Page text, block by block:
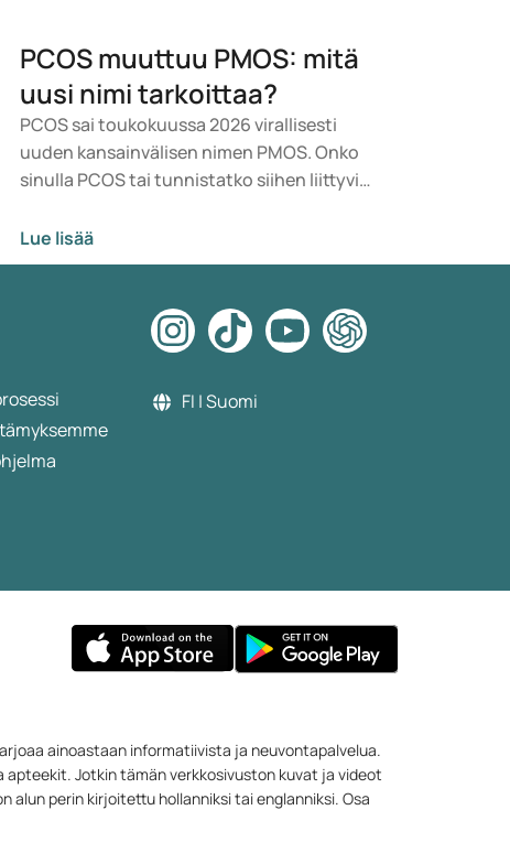
PCOS muuttuu PMOS: mitä
uusi nimi tarkoittaa?
PCOS sai toukokuussa 2026 virallisesti
uuden kansainvälisen nimen PMOS. Onko
sinulla PCOS tai tunnistatko siihen liittyviä
heti. Uusi termi korostaa enemmän
hormoneja, aineenvaihduntaa ja
Lue lisää
FI | Suomi
ainoastaan informatiivista ja neuvontapalvelua.
Jotkin tämän verkkosivuston kuvat ja videot
alun perin kirjoitettu hollanniksi tai englanniksi. Osa